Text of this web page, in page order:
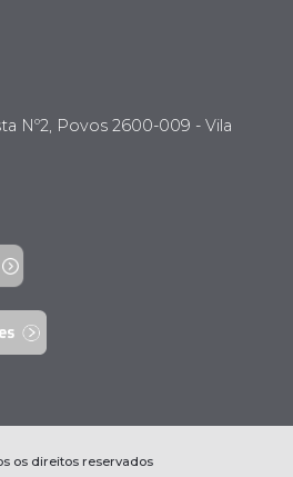
Nº2, Povos 2600-009 - Vila
os direitos reservados